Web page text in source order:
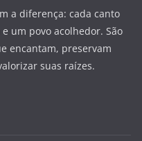
a diferença: cada canto
um povo acolhedor. São
encantam, preservam
suas raízes.